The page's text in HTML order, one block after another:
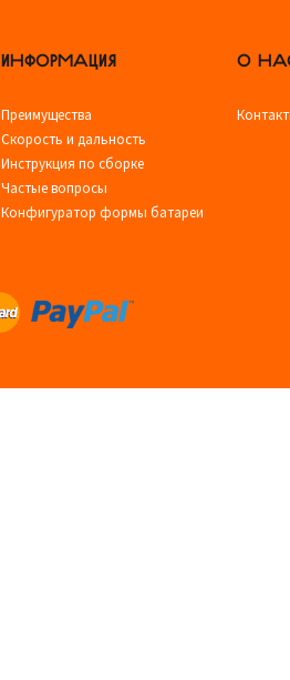
ИНФОРМАЦИЯ
Преимущества
Скорость и дальность
Инструкция по сборке
Частые вопросы
Конфигуратор формы батареи
О